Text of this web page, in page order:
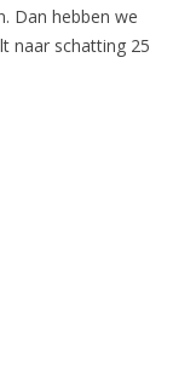
Dan hebben we
naar schatting 25